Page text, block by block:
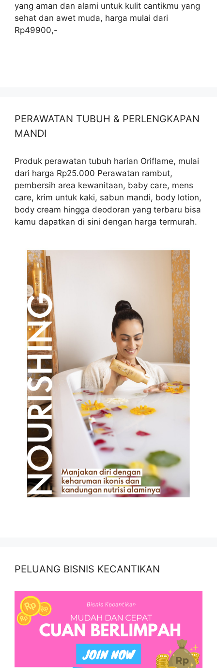
yang aman dan alami untuk kulit cantikmu yang
sehat dan awet muda, harga mulai dari
Rp49900,-
PERAWATAN TUBUH & PERLENGKAPAN
MANDI
Produk perawatan tubuh harian Oriflame, mulai
dari harga Rp25.000 Perawatan rambut,
pembersih area kewanitaan, baby care, mens
care, krim untuk kaki, sabun mandi, body lotion,
body cream hingga deodoran yang terbaru bisa
kamu dapatkan di sini dengan harga termurah.
PELUANG BISNIS KECANTIKAN